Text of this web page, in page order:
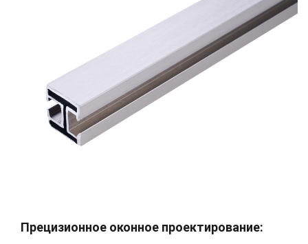
Прецизионное оконное проектирование: